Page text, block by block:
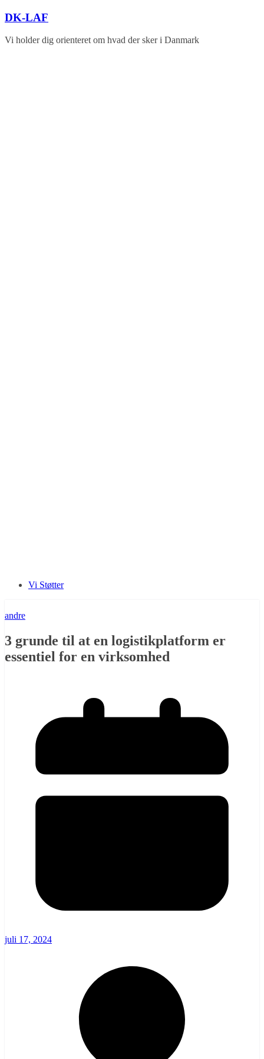
Skip
content
DK-LAF
Vi holder dig orienteret om hvad der sker i Danmark
Vi Støtter
andre
3 grunde til at en logistikplatform er
essentiel for en virksomhed
juli 17, 2024